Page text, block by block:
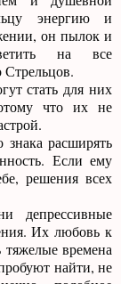
энергию и
он пылок и
на все
стать для них
что их не
знака расширять
Если ему
решения всех
депрессивные
Их любовь к
тяжелые времена
найти, не